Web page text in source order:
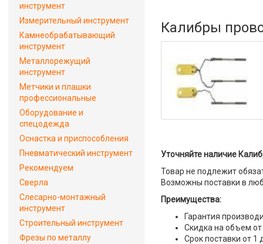
Калибры
Уточняйте наличие
Товар не подлежит
Возможны поставки в
Преимущества:
Гарантия
Скидка на объем от
Срок поставки от 1
инструмент
Измерительный инструмент
Камнеобрабатывающий
инструмент
Металлорежущий
инструмент
Метчики и плашки
профессиональные
Оборудование и
спецодежда
Оснастка и приспособления
Пневматический инструмент
Рекомендуем
Сверла
Слесарно-монтажный
инструмент
Строительный инструмент
Фрезы по металлу